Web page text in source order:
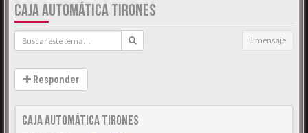
CAJA AUTOMÁTICA TIRONES
1 mensaje
Responder
Caja automática tirones